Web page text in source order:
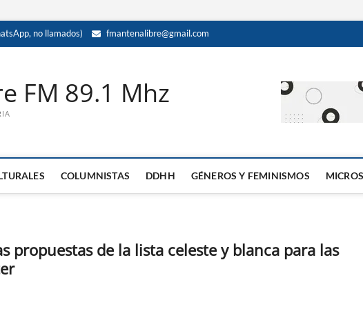
no llamados) fmantenalibre@gmail.com
FM 89.1 Mhz
COLUMNISTAS DDHH GÉNEROS Y FEMINISMOS MICROS
propuestas de la lista celeste y blanca para las